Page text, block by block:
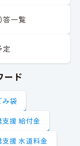
答一覧
定
ード
み袋
援 給付金
援 水道料金